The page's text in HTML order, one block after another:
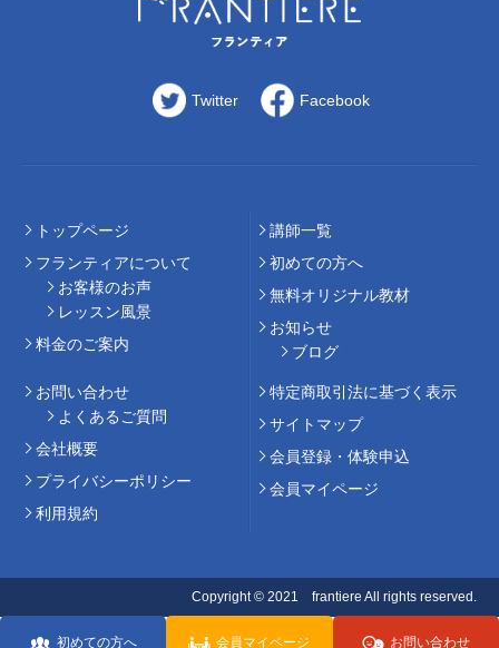
初めての方へ 会員マイページ お問い合わせ
Twitter Facebook
トップページ
フランティアについて
お客様のお声
レッスン風景
料⾦のご案内
講師⼀覧
初めての⽅へ
無料オリジナル教材
お知らせ
ブログ
お問い合わせ
よくあるご質問
会社概要
プライバシーポリシー
利用規約
特定商取引法に基づく表示
サイトマップ
会員登録・体験申込
会員マイページ
Copyright © 2021 frantiere All rights reserved.